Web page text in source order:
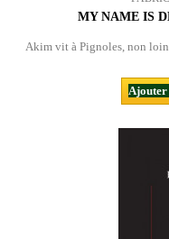
MY NAME IS
Akim vit à Pignoles, non loin
Ajouter